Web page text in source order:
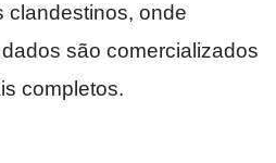
clandestinos, onde
são comercializados
completos.